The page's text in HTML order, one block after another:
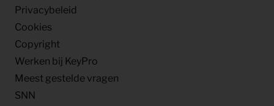
Privacybeleid
Cookies
Copyright
Werken bij KeyPro
Meest gestelde vragen
SNN